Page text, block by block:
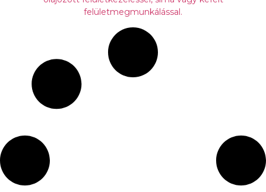
F
m
felületmegmunkálással.